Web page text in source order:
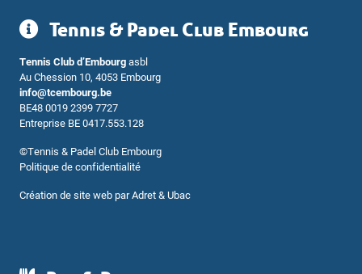
Tennis & Padel Club Embourg
Tennis Club d’Embourgasbl
Au Chession 10, 4053 Embourg
info@tcembourg.be
BE48 0019 2399 7727
Entreprise BE 0417.553.128
©Tennis & Padel Club Embourg
Politique de confidentialité
Création de site web parAdret & Ubac